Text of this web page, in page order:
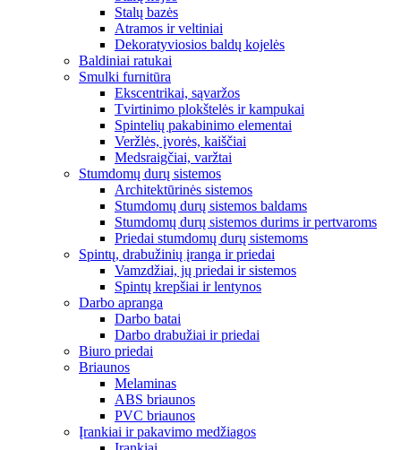
Stalų bazės
Atramos ir veltiniai
Dekoratyviosios baldų kojelės
Baldiniai ratukai
Smulki furnitūra
Ekscentrikai, sąvaržos
Tvirtinimo plokštelės ir kampukai
Spintelių pakabinimo elementai
Veržlės, įvorės, kaiščiai
Medsraigčiai, varžtai
Stumdomų durų sistemos
Architektūrinės sistemos
Stumdomų durų sistemos baldams
Stumdomų durų sistemos durims ir pertvaroms
Priedai stumdomų durų sistemoms
Spintų, drabužinių įranga ir priedai
Vamzdžiai, jų priedai ir sistemos
Spintų krepšiai ir lentynos
Darbo apranga
Darbo batai
Darbo drabužiai ir priedai
Biuro priedai
Briaunos
Melaminas
ABS briaunos
PVC briaunos
Įrankiai ir pakavimo medžiagos